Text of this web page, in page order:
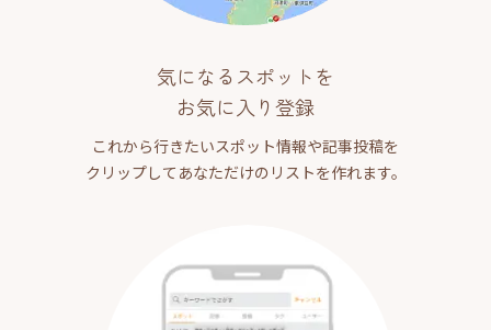
気になるスポットを
お気に入り登録
これから行きたいスポット情報や記事投稿を
クリップしてあなただけのリストを作れます。